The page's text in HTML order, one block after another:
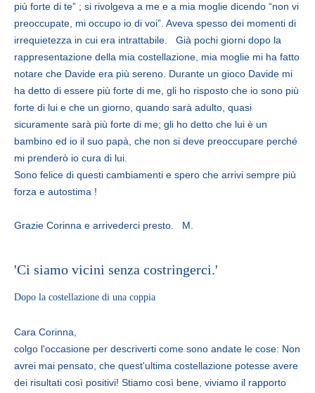
più forte di te” ; si rivolgeva a me e a mia moglie dicendo “non vi
preoccupate, mi occupo io di voi”. Aveva spesso dei momenti di
irrequietezza in cui era intrattabile. Già pochi giorni dopo la
rappresentazione della mia costellazione, mia moglie mi ha fatto
notare che Davide era più sereno. Durante un gioco Davide mi
ha detto di essere più forte di me, gli ho risposto che io sono più
forte di lui e che un giorno, quando sarà adulto, quasi
sicuramente sarà più forte di me; gli ho detto che lui è un
bambino ed io il suo papà, che non si deve preoccupare perché
mi prenderò io cura di lui.
Sono felice di questi cambiamenti e spero che arrivi sempre più
forza e autostima !
Grazie Corinna e arrivederci presto. M.
'Ci siamo vicini senza costringerci.'
Dopo la costellazione di una coppia
Cara Corinna,
colgo l'occasione per descriverti come sono andate le cose: Non
avrei mai pensato, che quest'ultima costellazione potesse avere
dei risultati così positivi! Stiamo così bene, viviamo il rapporto